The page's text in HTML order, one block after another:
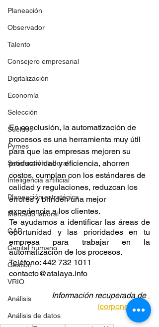
Planeación
Observador
Talento
Consejero empresarial
Digitalización
Economía
Selección
Sueldos
Pymes
Satisfacción laboral
Inteligencia artificial
Planeación estratégica
Mercado laboral
GAP
Capital humano
Gestión
VRIO
Análisis
Análisis de datos
En conclusión, la automatización de
procesos es una herramienta muy útil
para que las empresas mejoren su
productividad y eficiencia, ahorren
costos, cumplan con los estándares de
calidad y regulaciones, reduzcan los
errores y brinden una mejor
experiencia a los clientes.
Te ayudamos a identificar las áreas de
oportunidad y las prioridades en tu
empresa para trabajar en la
automatización de los procesos.
Teléfono: 442 732 1011
contacto@atalaya.info
Información recuperada de
(corponet.com)